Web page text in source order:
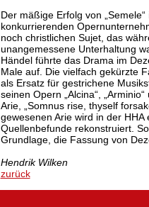
Der mäßige Erfolg von
konkurrierenden
noch christlichen Sujet, das
unangemessene Unterhaltung
Händel führte das Drama im
Male auf. Die vielfach gekürzte
als Ersatz für gestrichene
seinen Opern „Alcina“,
Arie, „Somnus rise, thyself
gewesenen Arie wird in der
Quellenbefunde rekonstruiert.
Grundlage, die Fassung von
Hendrik Wilken
zurück